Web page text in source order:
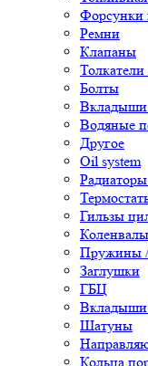
Форсунки
Ремни
Клапаны
Болты
Вкладыши
Водяные
Другое
Oil system
Гильзы
Коленвалы
Пружины
Заглушки
ГБЦ
Шатуны
Кольца